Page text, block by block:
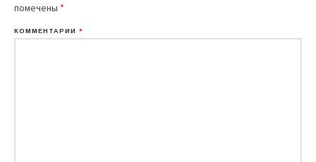
помечены *
КОММЕНТАРИЙ *